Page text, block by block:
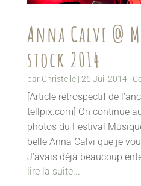
Anna Calvi @
stock 2014
par Christelle| 26 Juil 2014|
[Article rétrospectif de
tellpix.com] On continue
photos du Festival
belle Anna Calvi que je
J’avais déjà beaucoup
lire la suite...